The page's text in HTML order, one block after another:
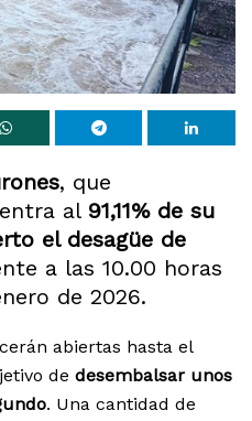
, que
al 91,11% de su
el desagüe de
a las 10.00 horas
de 2026.
abiertas hasta el
de desembalsar unos
. Una cantidad de